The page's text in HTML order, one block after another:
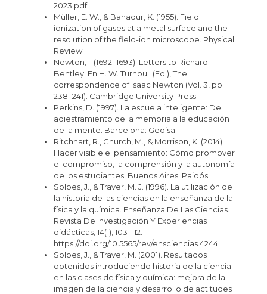
2023.pdf
Müller, E. W., & Bahadur, K. (1955). Field
ionization of gases at a metal surface and the
resolution of the field-ion microscope. Physical
Review.
Newton, I. (1692–1693). Letters to Richard
Bentley. En H. W. Turnbull (Ed.), The
correspondence of Isaac Newton (Vol. 3, pp.
238–241). Cambridge University Press.
Perkins, D. (1997). La escuela inteligente: Del
adiestramiento de la memoria a la educación
de la mente. Barcelona: Gedisa.
Ritchhart, R., Church, M., & Morrison, K. (2014).
Hacer visible el pensamiento: Cómo promover
el compromiso, la comprensión y la autonomía
de los estudiantes. Buenos Aires: Paidós.
Solbes, J., & Traver, M. J. (1996). La utilización de
la historia de las ciencias en la enseñanza de la
física y la química. Enseñanza De Las Ciencias.
Revista De investigación Y Experiencias
didácticas, 14(1), 103–112.
https://doi.org/10.5565/rev/ensciencias.4244
Solbes, J., & Traver, M. (2001). Resultados
obtenidos introduciendo historia de la ciencia
en las clases de física y química: mejora de la
imagen de la ciencia y desarrollo de actitudes